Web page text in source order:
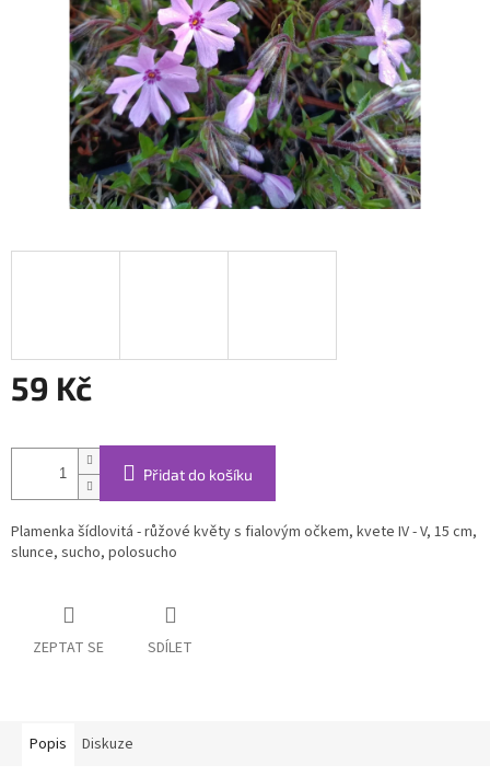
59 Kč
cena:
Přidat do košíku
Plamenka šídlovitá - růžové květy s fialovým očkem, kvete IV - V, 15 cm,
slunce, sucho, polosucho
ZEPTAT SE SDÍLET
Popis Diskuze